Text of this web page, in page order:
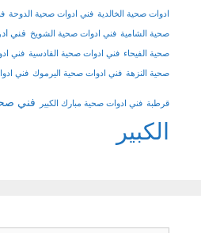
ادوات صحية الخالدية فني ادوات صحية الدوحة
صحية الشامية فني ادوات صحية الشويخ فني
صحية الفيحاء فني ادوات صحية القادسية فني
صحية النزهة فني ادوات صحية اليرموك فني
قرطبة فني ادوات صحية مبارك الكبير فني
الكبير